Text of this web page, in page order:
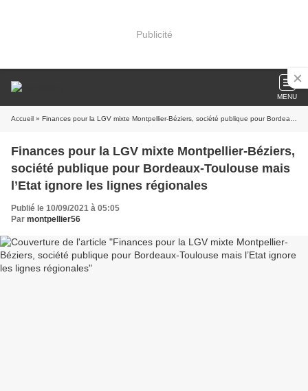
Publicité
MENU
Accueil » Finances pour la LGV mixte Montpellier-Béziers, société publique pour Bordeaux-Toulouse mais l’Etat ignore les lignes régionales
Finances pour la LGV mixte Montpellier-Béziers,
société publique pour Bordeaux-Toulouse mais
l’Etat ignore les lignes régionales
Publié le 10/09/2021 à 05:05
Par montpellier56